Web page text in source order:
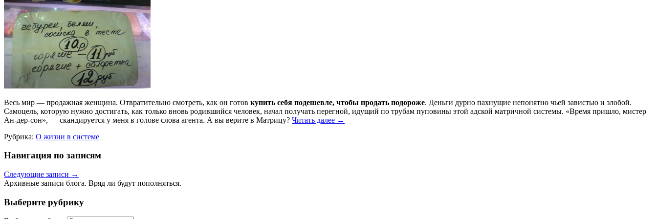
Весь мир — продажная женщина. Отвратительно смотреть, как он готов купить себя подешевле, чтобы продать подороже. Деньги дурно пахнущие непонятно чьей завистью и злобой.
Самоцель, которую нужно достигать, как только вновь родившийся человек, начал получать перегной, идущий по трубам пуповины этой адской матричной системы. «Время пришло, мистер
Ан-дер-сон», — скандируется у меня в голове слова агента. А вы верите в Матрицу? Читать далее →
Рубрика: О жизни в системе
Навигация по записям
Следующие записи →
Архивные записи блога. Вряд ли будут пополняться.
Выберите рубрику